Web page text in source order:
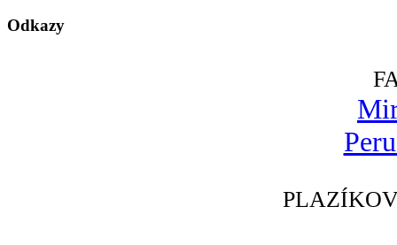
Odkazy